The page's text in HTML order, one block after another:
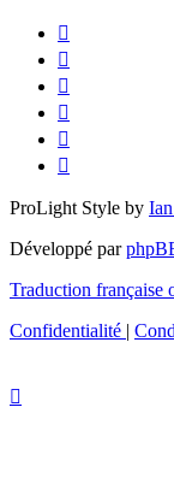
ProLight Style by
Développé par
Traduction française
Confidentialité |